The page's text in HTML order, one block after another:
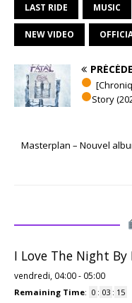
LAST RIDE MUSIC
NEW VIDEO
Story
Masterplan – Nouvel
I Love The Night By
vendredi, 04:00- 05:00
Remaining Time: 0 : 03 : 14